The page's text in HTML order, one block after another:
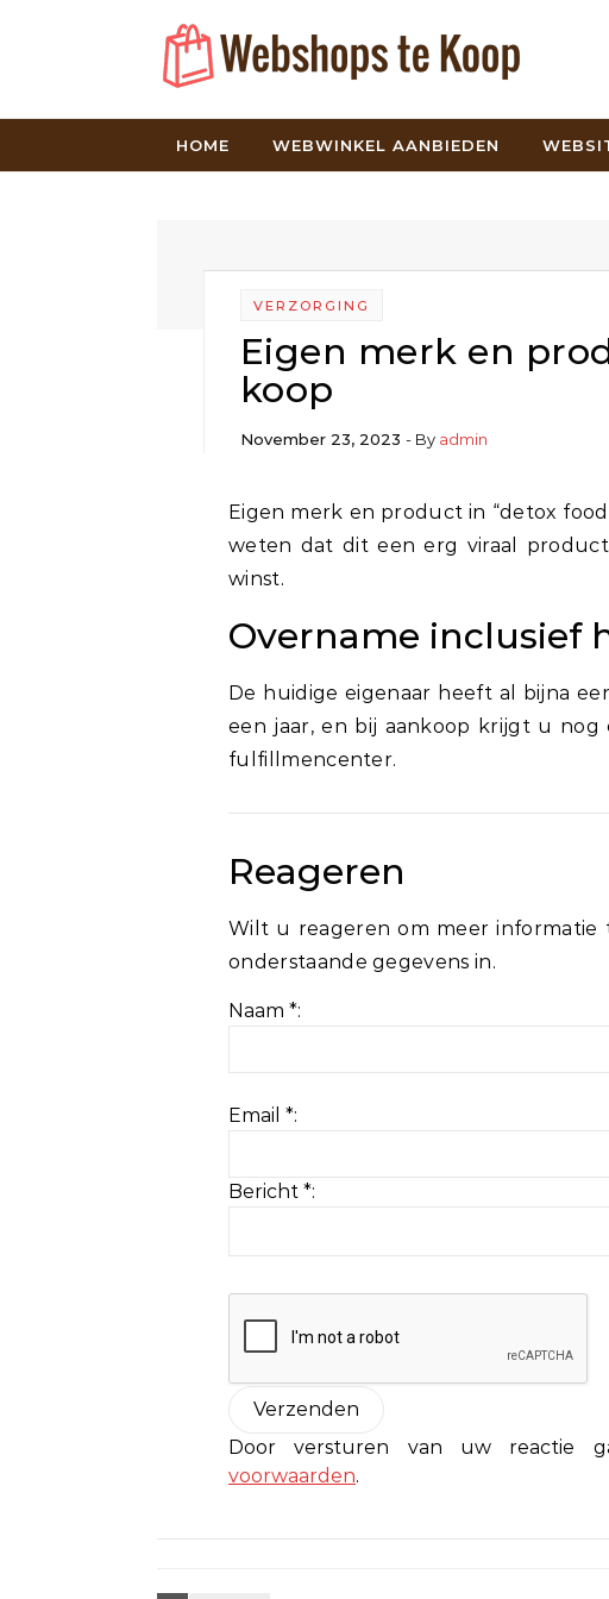
HOME WEBWINKEL AANBIEDEN
VERZORGING
Eigen merk en
koop
November 23, 2023 - By admin
Eigen merk en product in “detox food pads” te koop. De huidige eigenaar laat
weten dat dit een erg viraal
winst.
Overname inclusief
De huidige eigenaar heeft al bijna
een jaar, en bij aankoop krijgt u
fulfillmencenter.
Reageren
Wilt u reageren om meer informatie
onderstaande gegevens in.
Naam *:
Email *:
Bericht *:
Door versturen van uw reactie
voorwaarden.